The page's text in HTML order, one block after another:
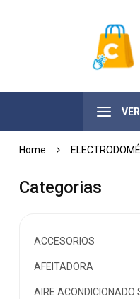
Home
Categorias
ACCESORIOS
AFEITADORA
AIRE ACONDICIONADO